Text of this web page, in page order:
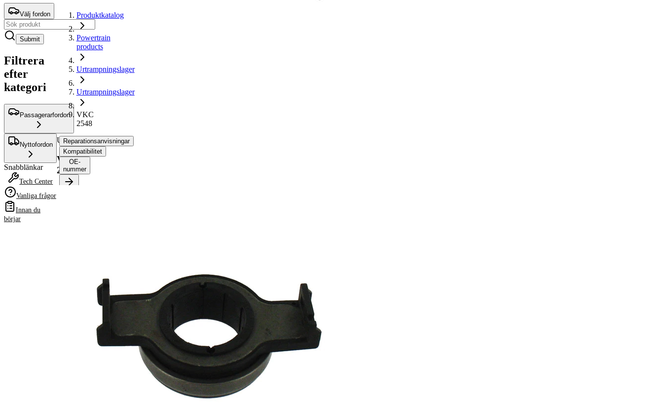
Välj fordon
Submit
Filtrera
efter
kategori
Passagerarfordon
Nyttofordon
Snabblänkar
Tech Center
Vanliga frågor
Innan du
börjar
Produktkatalog
Powertrain
products
Urtrampningslager
Urtrampningslager
VKC
2548
Urtrampningslager
VKC
2548
Reparationsanvisningar
Kompatibilitet
OE-
nummer